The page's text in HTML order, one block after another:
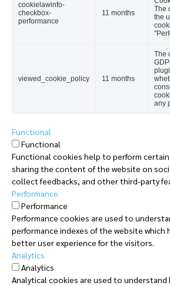
cookielawinfo-
checkbox-
performance
11 months
The
the
viewed_cookie_policy 11 months
The
any
Functional
Functional
Functional cookies help to perform
sharing the content of the website on
collect feedbacks, and other third-party
Performance
Performance
Performance cookies are used to
performance indexes of the website which
better user experience for the visitors.
Analytics
Analytics
Analytical cookies are used to